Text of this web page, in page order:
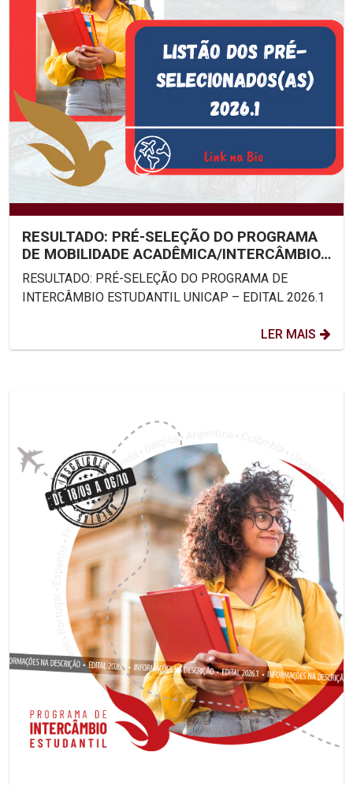
RESULTADO: PRÉ-SELEÇÃO DO PROGRAMA
DE MOBILIDADE ACADÊMICA/INTERCÂMBIO
ESTUDANTIL UNICAP – EDITAL...
RESULTADO: PRÉ-SELEÇÃO DO PROGRAMA DE
INTERCÂMBIO ESTUDANTIL UNICAP – EDITAL 2026.1
LER MAIS